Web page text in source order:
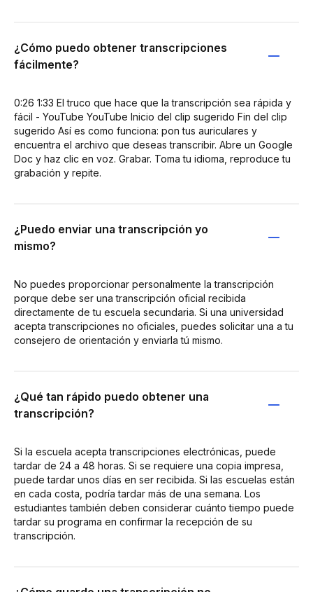
¿Cómo puedo obtener transcripciones
fácilmente?
0:26 1:33 El truco que hace que la transcripción sea rápida y
fácil - YouTube YouTube Inicio del clip sugerido Fin del clip
sugerido Así es como funciona: pon tus auriculares y
encuentra el archivo que deseas transcribir. Abre un Google
Doc y haz clic en voz. Grabar. Toma tu idioma, reproduce tu
grabación y repite.
¿Puedo enviar una transcripción yo
mismo?
No puedes proporcionar personalmente la transcripción
porque debe ser una transcripción oficial recibida
directamente de tu escuela secundaria. Si una universidad
acepta transcripciones no oficiales, puedes solicitar una a tu
consejero de orientación y enviarla tú mismo.
¿Qué tan rápido puedo obtener una
transcripción?
Si la escuela acepta transcripciones electrónicas, puede
tardar de 24 a 48 horas. Si se requiere una copia impresa,
puede tardar unos días en ser recibida. Si las escuelas están
en cada costa, podría tardar más de una semana. Los
estudiantes también deben considerar cuánto tiempo puede
tardar su programa en confirmar la recepción de su
transcripción.